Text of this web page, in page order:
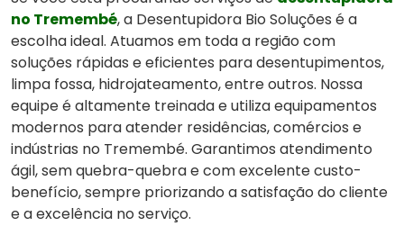
no Tremembé, a Desentupidora Bio Soluções é a
escolha ideal. Atuamos em toda a região com
soluções rápidas e eficientes para desentupimentos,
limpa fossa, hidrojateamento, entre outros. Nossa
equipe é altamente treinada e utiliza equipamentos
modernos para atender residências, comércios e
indústrias no Tremembé. Garantimos atendimento
ágil, sem quebra-quebra e com excelente custo-
benefício, sempre priorizando a satisfação do cliente
e a excelência no serviço.